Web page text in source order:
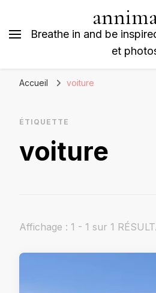
Breathe in and be
et
Accueil voiture
ÉTIQUETTE
voiture
Affichage : 1 - 1 sur 1